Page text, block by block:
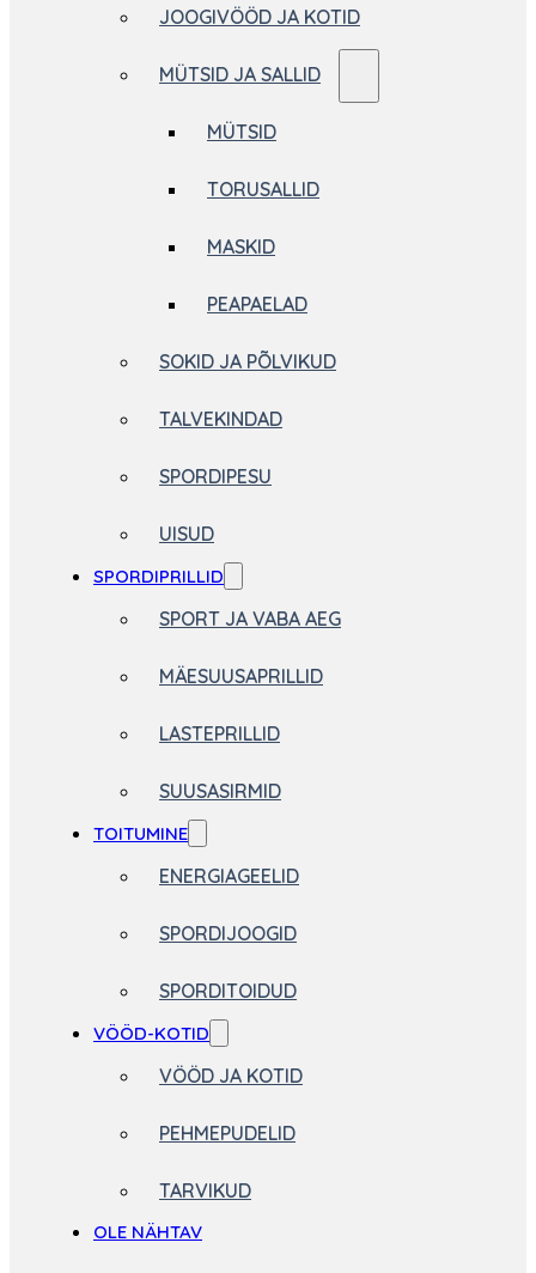
JOOGIVÖÖD JA KOTID
MÜTSID JA SALLID
MÜTSID
TORUSALLID
MASKID
PEAPAELAD
SOKID JA PÕLVIKUD
TALVEKINDAD
SPORDIPESU
UISUD
SPORDIPRILLID
SPORT JA VABA AEG
MÄESUUSAPRILLID
LASTEPRILLID
SUUSASIRMID
TOITUMINE
ENERGIAGEELID
SPORDIJOOGID
SPORDITOIDUD
VÖÖD-KOTID
VÖÖD JA KOTID
PEHMEPUDELID
TARVIKUD
OLE NÄHTAV